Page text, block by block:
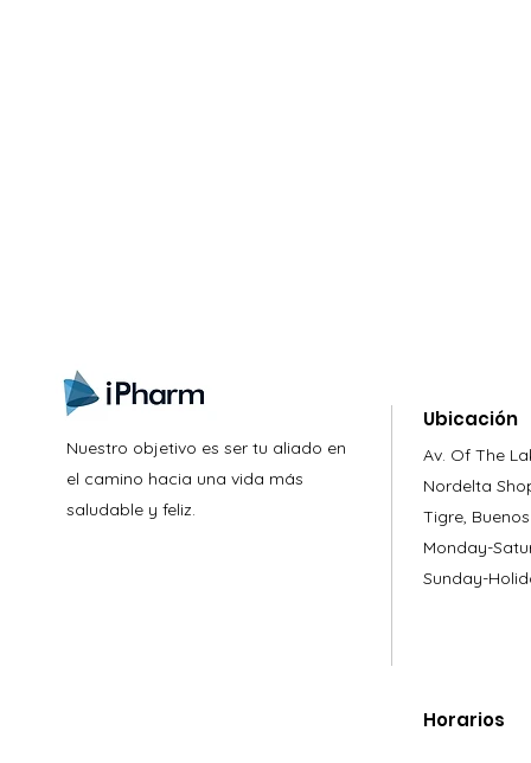
Nuestro objetivo es ser tu aliado en
el camino hacia una vida más
saludable y feliz.
Ubicación
Av. Of The
Nordelta
Tigre,
Monday-
Sunday-
Horarios